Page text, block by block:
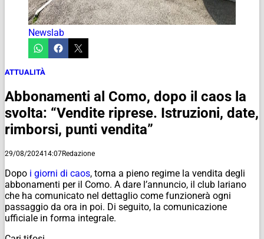
Newslab
ATTUALITÀ
Abbonamenti al Como, dopo il caos la
svolta: “Vendite riprese. Istruzioni, date,
rimborsi, punti vendita”
29/08/202414:07Redazione
Dopo i giorni di caos, torna a pieno regime la vendita degli
abbonamenti per il Como. A dare l’annuncio, il club lariano
che ha comunicato nel dettaglio come funzionerà ogni
passaggio da ora in poi. Di seguito, la comunicazione
ufficiale in forma integrale.